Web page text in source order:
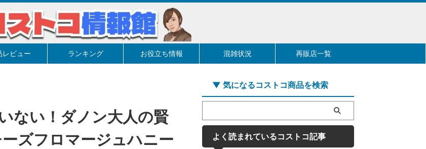
レビュー ランキング お役立ち情報 混雑状況 再販店一覧
ない！ダノン大人の賢
ズフロマージュハニー
▼ 気になるコストコ商品を検索
よく読まれているコストコ記事